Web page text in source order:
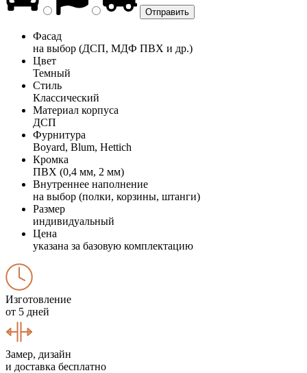
Фасад
на выбор (ДСП, МДФ ПВХ и др.)
Цвет
Темный
Стиль
Классический
Материал корпуса
ДСП
Фурнитура
Boyard, Blum, Hettich
Кромка
ПВХ (0,4 мм, 2 мм)
Внутреннее наполнение
на выбор (полки, корзины, штанги)
Размер
индивидуальный
Цена
указана за базовую комплектацию
Изготовление
от 5 дней
Замер, дизайн
и доставка бесплатно